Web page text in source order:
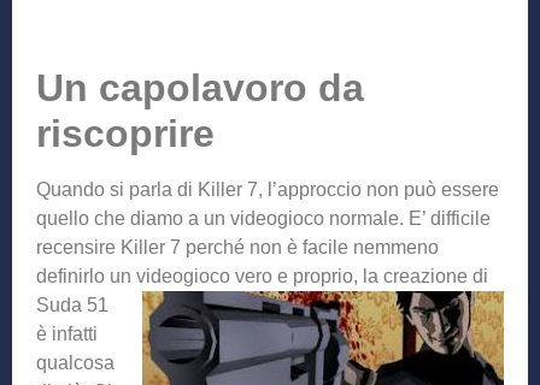
Un capolavoro da
riscoprire
Quando si parla di Killer 7, l’approccio non può essere
quello che diamo a un videogioco normale. E’ difficile
recensire Killer 7 perché non è facile nemmeno
definirlo un videogioco vero e proprio, la creazione di
Suda 51
è infatti
qualcosa